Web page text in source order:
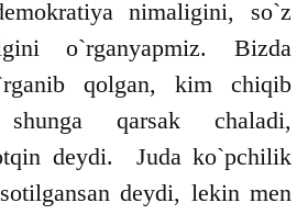
nimaligini, so`z
o`rganyapmiz. Bizda
qolgan, kim chiqib
qarsak chaladi,
deydi. Juda ko`pchilik
deydi, lekin men